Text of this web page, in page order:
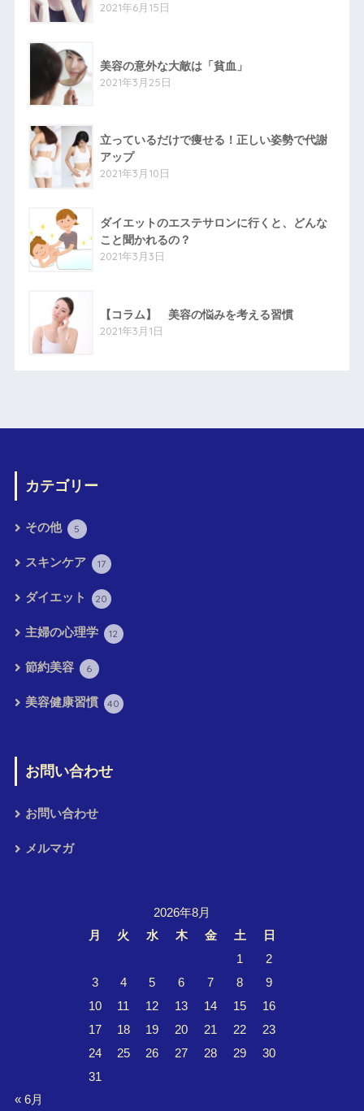
2021年6月15日
美容の意外な大敵は「貧血」
2021年3月25日
立っているだけで痩せる！正しい姿勢で代謝
アップ
2021年3月10日
ダイエットのエステサロンに行くと、どんな
こと聞かれるの？
2021年3月3日
【コラム】 美容の悩みを考える習慣
2021年3月1日
カテゴリー
その他 5
スキンケア 17
ダイエット 20
主婦の心理学 12
節約美容 6
美容健康習慣 40
お問い合わせ
お問い合わせ
メルマガ
2026年8月
月
火 水 木 金 土
日
1
2
3
4 5 6 7 8
9
10
11 12 13 14 15
16
17
18 19 20 21 22
23
24
25 26 27 28 29
30
31
« 6月